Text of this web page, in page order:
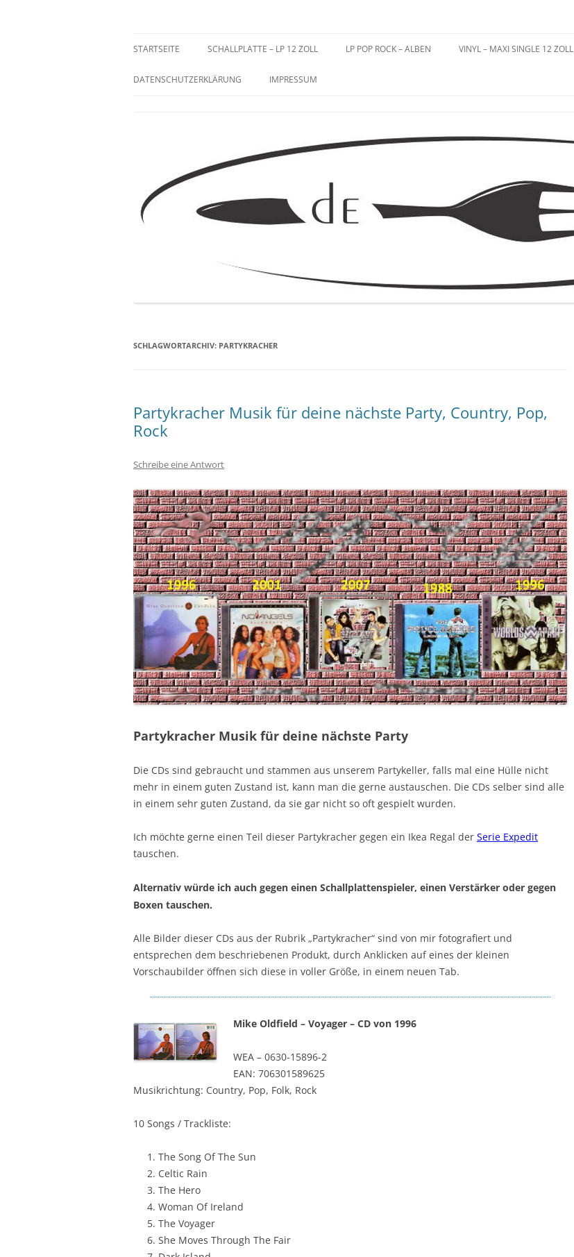
STARTSEITE SCHALLPLATTE – LP 12 ZOLL LP POP ROCK – ALBEN VINYL – MAXI SINGLE 12 ZOLL
DATENSCHUTZERKLÄRUNG IMPRESSUM
SCHLAGWORTARCHIV: PARTYKRACHER
Partykracher Musik für deine nächste Party, Country, Pop,
Rock
Schreibe eine Antwort
Partykracher Musik für deine nächste Party
Die CDs sind gebraucht und stammen aus unserem Partykeller, falls mal eine Hülle nicht
mehr in einem guten Zustand ist, kann man die gerne austauschen. Die CDs selber sind alle
in einem sehr guten Zustand, da sie gar nicht so oft gespielt wurden.
Ich möchte gerne einen Teil dieser Partykracher gegen ein Ikea Regal der Serie Expedit
tauschen.
Alternativ würde ich auch gegen einen Schallplattenspieler, einen Verstärker oder gegen
Boxen tauschen.
Alle Bilder dieser CDs aus der Rubrik „Partykracher“ sind von mir fotografiert und
entsprechen dem beschriebenen Produkt, durch Anklicken auf eines der kleinen
Vorschaubilder öffnen sich diese in voller Größe, in einem neuen Tab.
Mike Oldfield ‎– Voyager – CD von 1996
WEA ‎– 0630-15896-2
EAN: 706301589625
Musikrichtung: Country, Pop, Folk, Rock
10 Songs / Trackliste:
The Song Of The Sun
Celtic Rain
The Hero
Woman Of Ireland
The Voyager
She Moves Through The Fair